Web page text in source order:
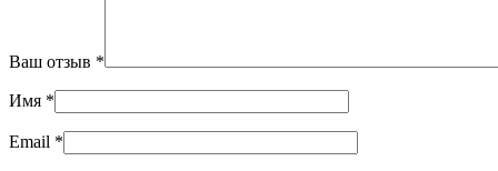
Ваш отзыв *
Имя *
Email *